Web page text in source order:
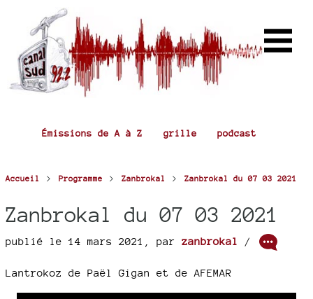
Émissions de A à Z grille podcast
Accueil > Programme > Zanbrokal > Zanbrokal du 07 03 2021
Zanbrokal du 07 03 2021
publié le 14 mars 2021 par zanbrokal /
Lantrokoz de Paël Gigan et de AFEMAR